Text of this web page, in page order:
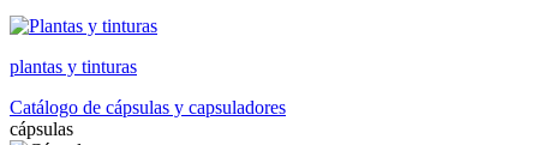
plantas y tinturas
Catálogo de cápsulas y capsuladores
cápsulas